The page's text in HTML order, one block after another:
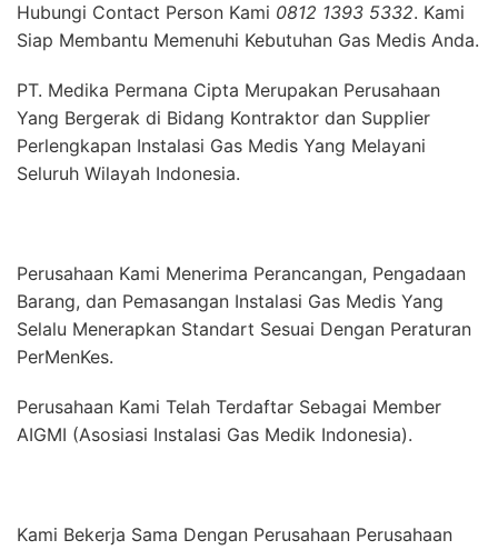
Hubungi Contact Person Kami 0812 1393 5332. Kami
Siap Membantu Memenuhi Kebutuhan Gas Medis Anda.
PT. Medika Permana Cipta Merupakan Perusahaan
Yang Bergerak di Bidang Kontraktor dan Supplier
Perlengkapan Instalasi Gas Medis Yang Melayani
Seluruh Wilayah Indonesia.
Perusahaan Kami Menerima Perancangan, Pengadaan
Barang, dan Pemasangan Instalasi Gas Medis Yang
Selalu Menerapkan Standart Sesuai Dengan Peraturan
PerMenKes.
Perusahaan Kami Telah Terdaftar Sebagai Member
AIGMI (Asosiasi Instalasi Gas Medik Indonesia).
Kami Bekerja Sama Dengan Perusahaan Perusahaan